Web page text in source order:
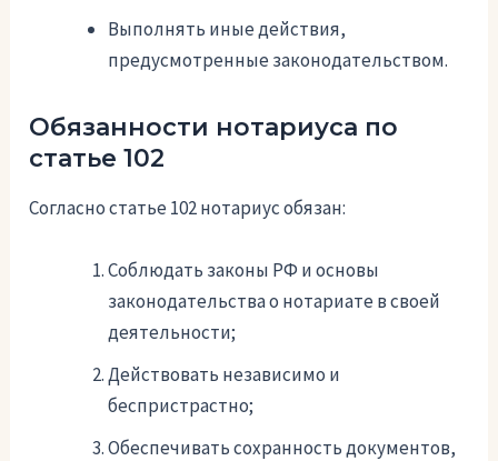
Выполнять иные действия,
предусмотренные законодательством.
Обязанности нотариуса по
статье 102
Согласно статье 102 нотариус обязан:
Соблюдать законы РФ и основы
законодательства о нотариате в своей
деятельности;
Действовать независимо и
беспристрастно;
Обеспечивать сохранность документов,